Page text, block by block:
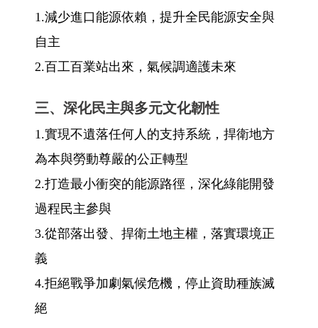
1.減少進口能源依賴，提升全民能源安全與
自主
2.百工百業站出來，氣候調適護未來
三、深化民主與多元文化韌性
1.實現不遺落任何人的支持系統，捍衛地方
為本與勞動尊嚴的公正轉型
2.打造最小衝突的能源路徑，深化綠能開發
過程民主參與
3.從部落出發、捍衛土地主權，落實環境正
義
4.拒絕戰爭加劇氣候危機，停止資助種族滅
絕